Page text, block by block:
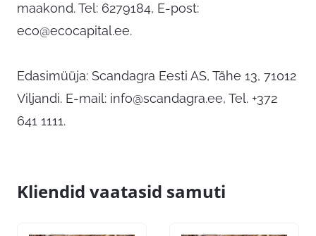
maakond. Tel: 6279184, E-post:
eco@ecocapital.ee.
Edasimüüja: Scandagra Eesti AS, Tähe 13, 71012
Viljandi. E-mail: info@scandagra.ee, Tel. +372
641 1111.
Kliendid vaatasid samuti